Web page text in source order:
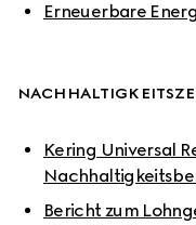
Erneuerbare
Kering Universal
Bericht zum